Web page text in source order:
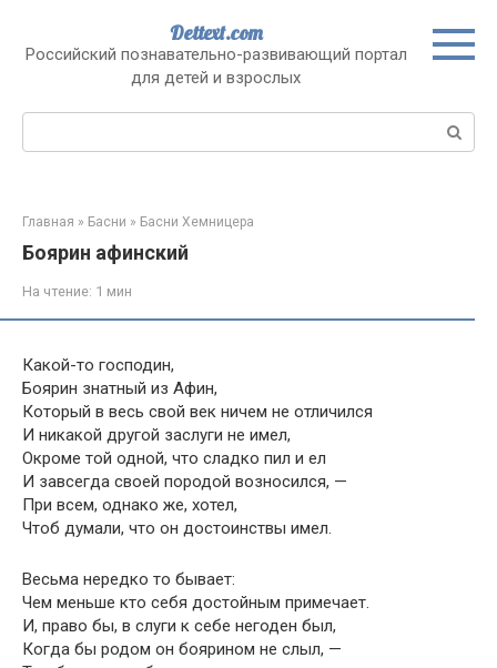
контенту
Dettext.com
Российский познавательно-развивающий портал
для детей и взрослых
Поиск:
Главная » Басни » Басни Хемницера
Боярин афинский
На чтение: 1 мин
Какой-то господин,
Боярин знатный из Афин,
Который в весь свой век ничем не отличился
И никакой другой заслуги не имел,
Окроме той одной, что сладко пил и ел
И завсегда своей породой возносился, —
При всем, однако же, хотел,
Чтоб думали, что он достоинствы имел.
Весьма нередко то бывает:
Чем меньше кто себя достойным примечает.
И, право бы, в слуги к себе негоден был,
Когда бы родом он боярином не слыл, —